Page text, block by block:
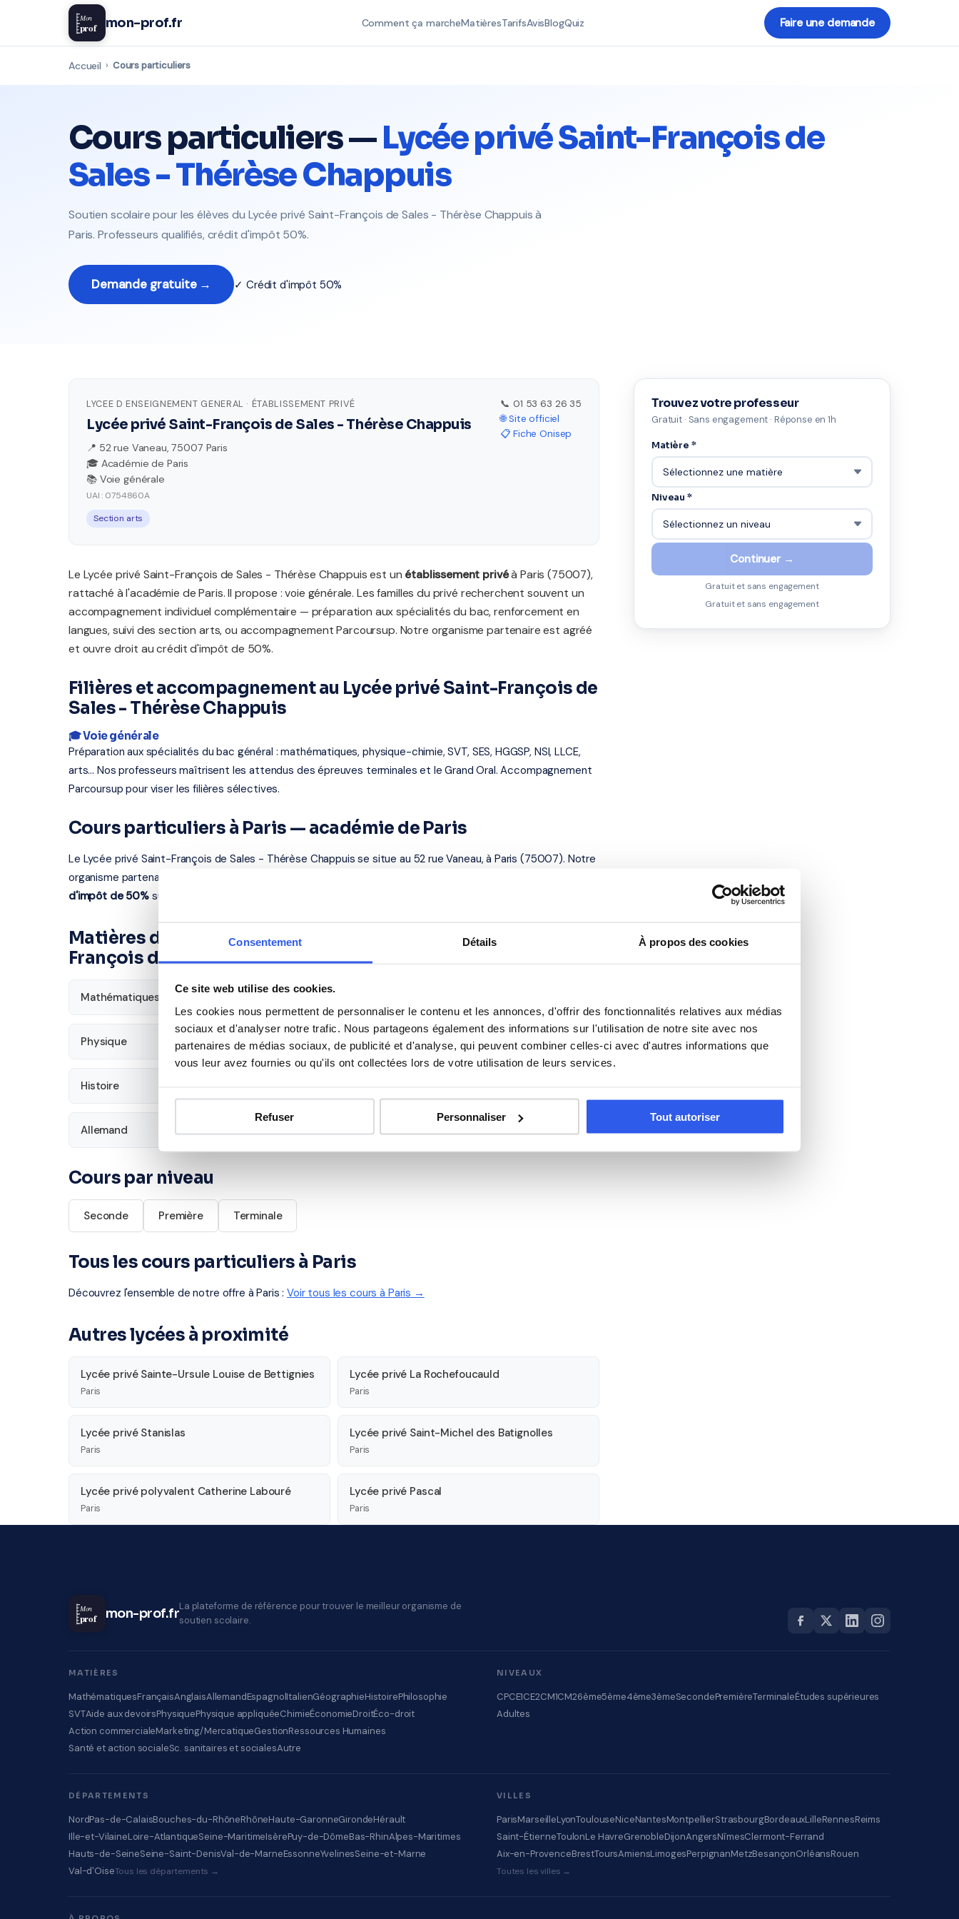
Consentement Détails À propos des cookies
Ce site web utilise des cookies.
Les cookies nous permettent de personnaliser le contenu et les annonces, d'offrir des fonctionnalités relatives aux médias
sociaux et d'analyser notre trafic. Nous partageons également des informations sur l'utilisation de notre site avec nos
partenaires de médias sociaux, de publicité et d'analyse, qui peuvent combiner celles-ci avec d'autres informations que
vous leur avez fournies ou qu'ils ont collectées lors de votre utilisation de leurs services.
Refuser Personnaliser Tout autoriser
Mon
prof mon-prof.fr Comment ça marcheMatièresTarifsAvisBlogQuiz Faire une demande
Accueil › Cours particuliers
Cours particuliers —Lycée privé Saint-François de
Sales - Thérèse Chappuis
Soutien scolaire pour les élèves du Lycée privé Saint-François de Sales - Thérèse Chappuis à
Paris. Professeurs qualifiés, crédit d'impôt 50%.
Demande gratuite → ✓ Crédit d'impôt 50%
LYCEE D ENSEIGNEMENT GENERAL · ÉTABLISSEMENT PRIVÉ
Lycée privé Saint-François de Sales - Thérèse Chappuis
📍 52 rue Vaneau, 75007 Paris
🎓 Académie de Paris
📚 Voie générale
UAI : 0754860A
Section arts
📞 01 53 63 26 35
🌐 Site officiel
📋 Fiche Onisep
Le Lycée privé Saint-François de Sales - Thérèse Chappuis est un établissement privéà Paris (75007),
rattaché à l'académie de Paris. Il propose : voie générale. Les familles du privé recherchent souvent un
accompagnement individuel complémentaire — préparation aux spécialités du bac, renforcement en
langues, suivi des section arts, ou accompagnement Parcoursup. Notre organisme partenaire est agréé
et ouvre droit au crédit d'impôt de 50%.
Filières et accompagnement au Lycée privé Saint-François de
Sales - Thérèse Chappuis
🎓 Voie générale
Préparation aux spécialités du bac général : mathématiques, physique-chimie, SVT, SES, HGGSP, NSI, LLCE,
arts... Nos professeurs maîtrisent les attendus des épreuves terminales et le Grand Oral. Accompagnement
Parcoursup pour viser les filières sélectives.
Cours particuliers à Paris — académie de Paris
Le Lycée privé Saint-François de Sales - Thérèse Chappuis se situe au 52 rue Vaneau, à Paris (75007). Notre
organisme partenaire certifié intervient à Paris et dans les villes proches. Tous ouvrent droit au
d'impôt de 50%sur les cours à domicile.
Matières disponibles pour les élèves du Lycée privé Saint-
François de Sales - Thérèse Chappuis
Mathématiques
Physique SVT Philosophie
Histoire
Allemand
Cours par niveau
Seconde Première Terminale
Tous les cours particuliers à Paris
Découvrez l'ensemble de notre offre à Paris :Voir tous les cours à Paris →
Autres lycées à proximité
Lycée privé Sainte-Ursule Louise de Bettignies
Paris
Lycée privé La Rochefoucauld
Paris
Lycée privé Stanislas
Paris
Lycée privé Saint-Michel des Batignolles
Paris
Lycée privé polyvalent Catherine Labouré
Paris
Lycée privé Pascal
Paris
Trouvez votre professeur
Gratuit · Sans engagement · Réponse en 1h
Matière *
Niveau *
Continuer →
Gratuit et sans engagement
Gratuit et sans engagement
Mon
prof mon-prof.frLa plateforme de référence pour trouver le meilleur organisme de
soutien scolaire.
MATIÈRES
MathématiquesFrançaisAnglaisAllemandEspagnolItalienGéographieHistoirePhilosophie
SVTAide aux devoirsPhysiquePhysique appliquéeChimieÉconomieDroitÉco-droit
Action commercialeMarketing/MercatiqueGestionRessources Humaines
Santé et action socialeSc. sanitaires et socialesAutre
NIVEAUX
CPCE1CE2CM1CM26ème5ème4ème3èmeSecondePremièreTerminaleÉtudes supérieures
Adultes
DÉPARTEMENTS
NordPas-de-CalaisBouches-du-RhôneRhôneHaute-GaronneGirondeHérault
Ille-et-VilaineLoire-AtlantiqueSeine-MaritimeIsèrePuy-de-DômeBas-RhinAlpes-Maritimes
Hauts-de-SeineSeine-Saint-DenisVal-de-MarneEssonneYvelinesSeine-et-Marne
Val-d'OiseTous les départements →
VILLES
ParisMarseilleLyonToulouseNiceNantesMontpellierStrasbourgBordeauxLilleRennesReims
Saint-ÉtienneToulonLe HavreGrenobleDijonAngersNîmesClermont-Ferrand
Aix-en-ProvenceBrestToursAmiensLimogesPerpignanMetzBesançonOrléansRouen
Toutes les villes →